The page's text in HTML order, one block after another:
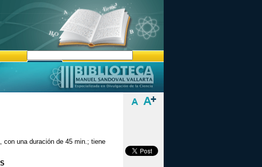
con una duración de 45 min.; tiene